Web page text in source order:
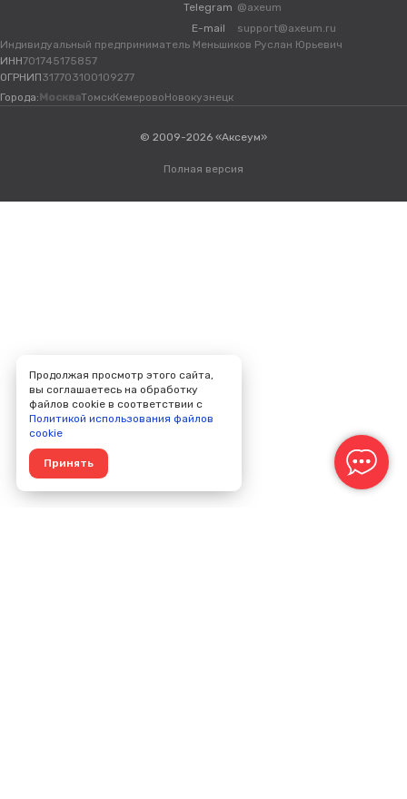
Telegram @axeum
E-mail
support@axeum.ru
Индивидуальный предприниматель Меньшиков Руслан Юрьевич
ИНН701745175857
ОГРНИП317703100109277
Города: МоскваТомскКемеровоНовокузнецк
© 2009-2026 «Аксеум»
Полная версия
Продолжая просмотр этого сайта,
вы соглашаетесь на обработку
файлов cookie в соответствии с
Политикой использования файлов
cookie
Принять